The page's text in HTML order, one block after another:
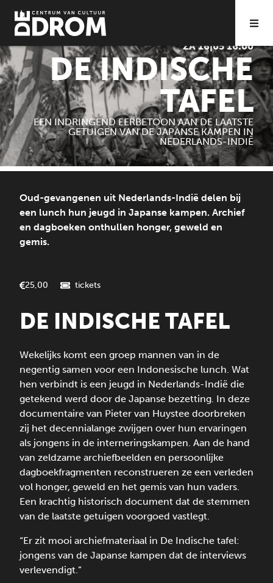
ZA 16|05 16:00
DE INDISCHE
TAFEL
EEN INDRINGEND EERBETOON AAN DE LAATSTE
GETUIGEN VAN DE JAPANSE KAMPEN IN
NEDERLANDS-INDIË
Oud-gevangenen uit Nederlands-Indië delen bij
een lunch hun jeugd in Japanse kampen. Archief
en dagboeken onthullen honger, geweld en
gemis.
25,00 tickets
DE INDISCHE TAFEL
Wekelijks komt een groep mannen van in de
negentig samen voor een Indonesische lunch. Wat
hen verbindt is een jeugd in Nederlands-Indië die
getekend werd door de Japanse bezetting. In deze
documentaire van Pieter van Huystee doorbreken
zij het decennialange zwijgen over hun ervaringen
als jongens in de interneringskampen. Aan de hand
van zeldzame archiefbeelden en persoonlijke
dagboekfragmenten reconstrueren ze een verleden
vol honger, geweld en het gemis van hun vaders.
Een krachtig historisch document dat de stemmen
van de laatste getuigen voorgoed vastlegt.
“Er zit mooi archiefmateriaal in De Indische tafel:
jongens van de Japanse kampen dat de interviews
verlevendigt.”